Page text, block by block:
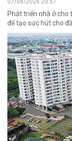
07/08/2026 20:57
Phát triển nhà ở cho
để tạo sức hút cho